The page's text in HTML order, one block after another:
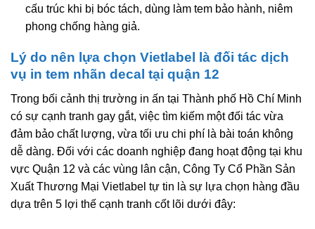
cấu trúc khi bị bóc tách, dùng làm tem bảo hành, niêm
phong chống hàng giả.
Lý do nên lựa chọn Vietlabel là đối tác dịch
vụ in tem nhãn decal tại quận 12
Trong bối cảnh thị trường in ấn tại Thành phố Hồ Chí Minh
có sự cạnh tranh gay gắt, việc tìm kiếm một đối tác vừa
đảm bảo chất lượng, vừa tối ưu chi phí là bài toán không
dễ dàng. Đối với các doanh nghiệp đang hoạt động tại khu
vực Quận 12 và các vùng lân cận, Công Ty Cổ Phần Sản
Xuất Thương Mại Vietlabel tự tin là sự lựa chọn hàng đầu
dựa trên 5 lợi thế cạnh tranh cốt lõi dưới đây: